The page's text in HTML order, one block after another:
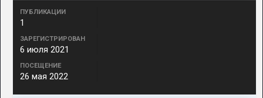
ПУБЛИКАЦИИ
1
ЗАРЕГИСТРИРОВАН
6 июля 2021
ПОСЕЩЕНИЕ
26 мая 2022